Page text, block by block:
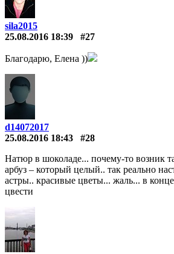
sila2015
25.08.2016 18:39
#27
Благодарю, Елена ))
d14072017
25.08.2016 18:43
#28
Натюр в шоколаде... почему-то возник
арбуз – который целый.. так реально
астры.. красивые цветы... жаль... в
цвести